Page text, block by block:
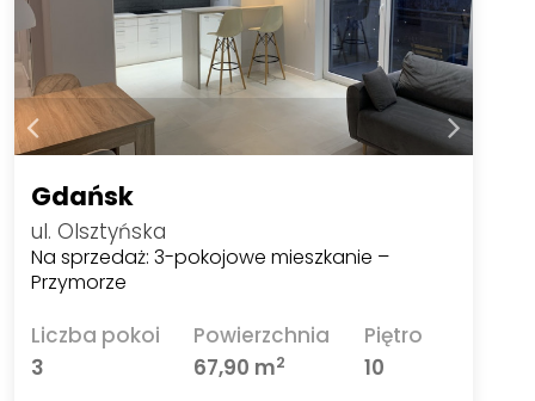
Gdańsk
ul. Olsztyńska
Na sprzedaż: 3-pokojowe mieszkanie –
Przymorze
Liczba pokoi
3
Powierzchnia
67,90 m2
Piętro
10